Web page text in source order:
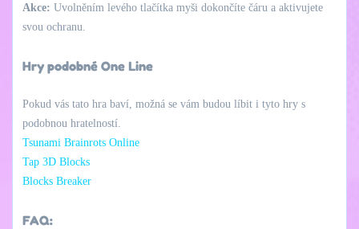
Akce: Uvolněním levého tlačítka myši dokončíte čáru a aktivujete
svou ochranu.
Hry podobné One Line
Pokud vás tato hra baví, možná se vám budou líbit i tyto hry s
podobnou hratelností.
Tsunami Brainrots Online
Tap 3D Blocks
Blocks Breaker
FAQ: